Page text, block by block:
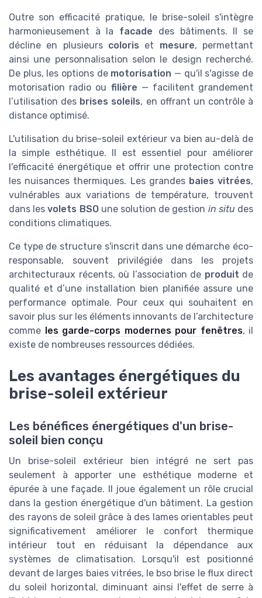
Outre son efficacité pratique, le brise-soleil s'intègre
harmonieusement à la facade des bâtiments. Il se
décline en plusieurs coloris et mesure, permettant
ainsi une personnalisation selon le design recherché.
De plus, les options de motorisation — qu'il s'agisse de
motorisation radio ou filière — facilitent grandement
l’utilisation des brises soleils, en offrant un contrôle à
distance optimisé.
L'utilisation du brise-soleil extérieur va bien au-delà de
la simple esthétique. Il est essentiel pour améliorer
l'efficacité énergétique et offrir une protection contre
les nuisances thermiques. Les grandes baies vitrées,
vulnérables aux variations de température, trouvent
dans lesvolets BSOune solution de gestion in situ des
conditions climatiques.
Ce type de structure s'inscrit dans une démarche éco-
responsable, souvent privilégiée dans les projets
architecturaux récents, où l’association de produit de
qualité et d’une installation bien planifiée assure une
performance optimale. Pour ceux qui souhaitent en
savoir plus sur les éléments innovants de l’architecture
comme les garde-corps modernes pour fenêtres, il
existe de nombreuses ressources dédiées.
Les avantages énergétiques du
brise-soleil extérieur
Les bénéfices énergétiques d'un brise-
soleil bien conçu
Un brise-soleil extérieur bien intégré ne sert pas
seulement à apporter une esthétique moderne et
épurée à une façade. Il joue également un rôle crucial
dans la gestion énergétique d'un bâtiment. La gestion
des rayons de soleil grâce à des lames orientables peut
significativement améliorer le confort thermique
intérieur tout en réduisant la dépendance aux
systèmes de climatisation. Lorsqu'il est positionné
devant de larges baies vitrées, le bso brise le flux direct
du soleil horizontal, diminuant ainsi l'effet de serre à